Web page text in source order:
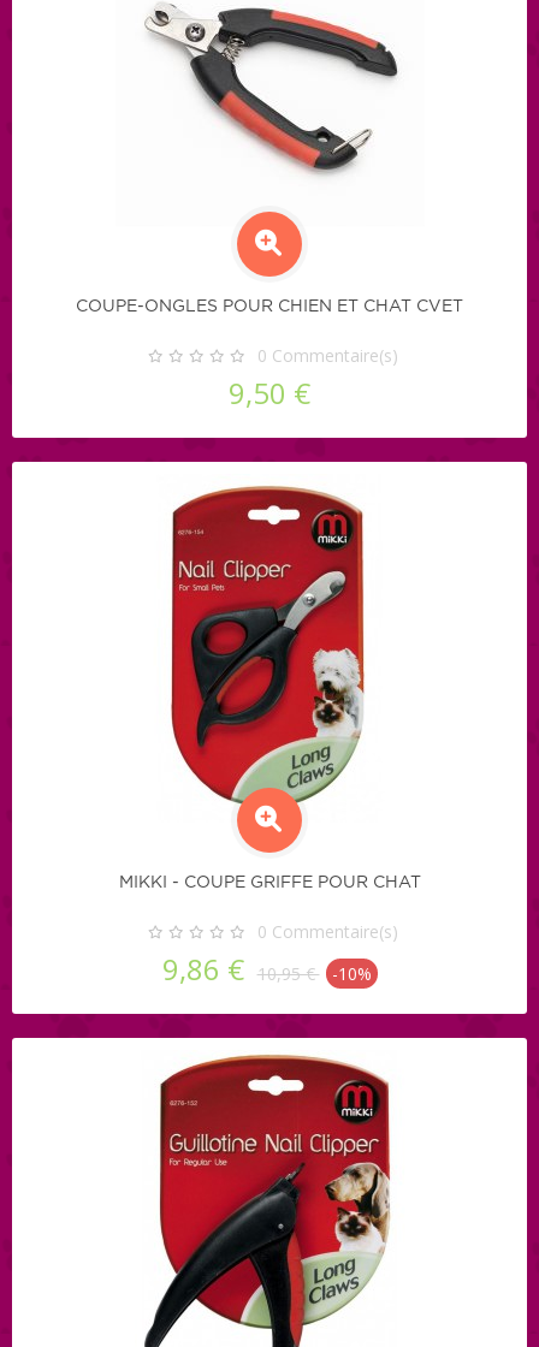
COUPE-ONGLES POUR CHIEN ET CHAT CVET
0 Commentaire(s)
9,50 €
MIKKI - COUPE GRIFFE POUR CHAT
0 Commentaire(s)
9,86 € 10,95 € -10%